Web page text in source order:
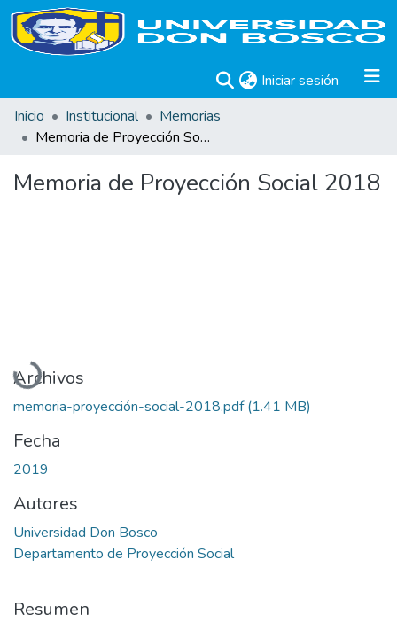
Iniciar sesión (current)
Inicio
Institucional
Memorias
Memoria de Proyección Social 2018
Memoria de Proyección Social 2018
Cargando...
Archivos
memoria-proyección-social-2018.pdf(1.41 MB)
Fecha
2019
Autores
Universidad Don Bosco
Departamento de Proyección Social
Resumen